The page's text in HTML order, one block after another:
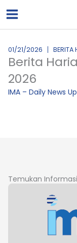
ke
01/21/2026 BERITA
Berita
2026
IMA – Daily News
Temukan